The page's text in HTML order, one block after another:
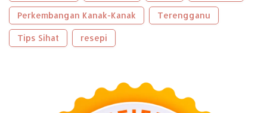
►December 2023(2)
►October 2023 (2)
►September 2023(5)
►August 2023(9)
(6)
February 2023
(6)
Perkembangan Kanak-Kanak Terengganu
Tips Sihat resepi